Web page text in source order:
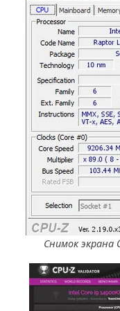
Снимок экрана